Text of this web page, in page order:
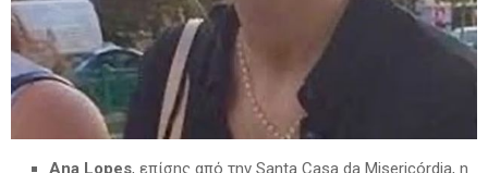
Ana Lopes, επίσης από την Santa Casa da Misericórdia, η